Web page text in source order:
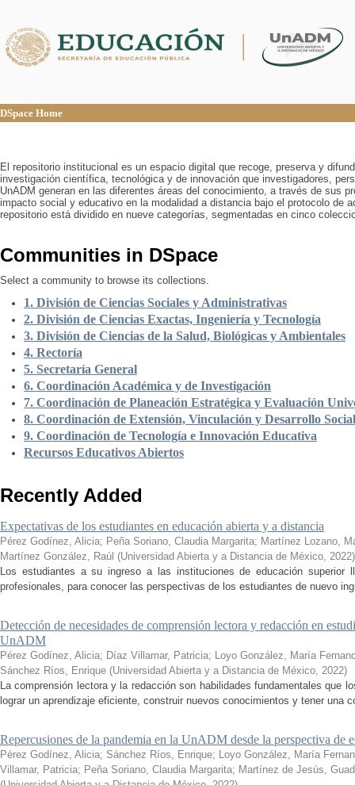
DSpace Home
El repositorio institucional es un espacio digital que recoge, preserva y
investigación científica, tecnológica y de innovación que investigadores,
UnADM generan en las diferentes áreas del conocimiento, a través de sus
impacto social y educativo en la modalidad a distancia bajo el protocolo de
repositorio está dividido en nueve categorías, segmentadas en cinco
Communities in DSpace
Select a community to browse its collections.
1. División de Ciencias Sociales y Administrativas
2. División de Ciencias Exactas, Ingeniería y Tecnología
3. División de Ciencias de la Salud, Biológicas y Ambientales
4. Rectoría
5. Secretaría General
6. Coordinación Académica y de Investigación
7. Coordinación de Planeación Estratégica y Evaluación
8. Coordinación de Extensión, Vinculación y Desarrollo Social
9. Coordinación de Tecnología e Innovación Educativa
Recursos Educativos Abiertos
Recently Added
Expectativas de los estudiantes en educación abierta y a distancia
Pérez Godínez, Alicia; Peña Soriano, Claudia Margarita; Martínez Lozano,
Martínez González, Raúl (Universidad Abierta y a Distancia de México, 2022)
Los estudiantes a su ingreso a las instituciones de educación superior
profesionales, para conocer las perspectivas de los estudiantes de nuevo
Detección de necesidades de comprensión lectora y redacción en
UnADM
Pérez Godínez, Alicia; Díaz Villamar, Patricia; Loyo González, María
Sánchez Ríos, Enrique (Universidad Abierta y a Distancia de México, 2022)
La comprensión lectora y la redacción son habilidades fundamentales que
lograr un aprendizaje eficiente, construir nuevos conocimientos y tener una
Repercusiones de la pandemia en la UnADM desde la perspectiva de
Pérez Godínez, Alicia; Sánchez Ríos, Enrique; Loyo González, María
Villamar, Patricia; Peña Soriano, Claudia Margarita; Martínez de Jesús,